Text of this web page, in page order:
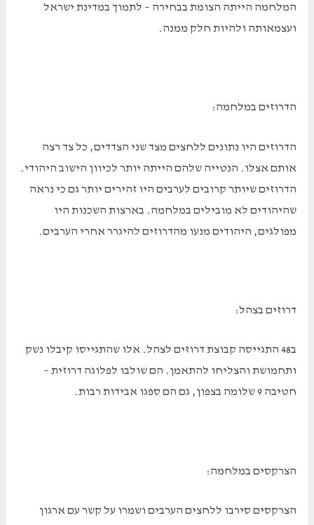
המלחמה הייתה הצומת בבחירה – לתמוך במדינת ישראל
ועצמאותה ולהיות חלק ממנה.
הדרוזים במלחמה:
הדרוזים היו נתונים ללחצים מצד שני הצדדים, כל צד רצה
אותם אצלו. הנטייה שלהם הייתה יותר לכיוון הישוב היהודי.
הדרוזים שיותר קרובים לערבים היו זהירים יותר גם כי נראה
שהיהודים לא מובילים במלחמה. בארצות השכנות היו
מפולגים, היהודים מנעו מהדרוזים להיגרר אחרי הערבים.
דרוזים בצהל:
ב48 התגייסה קבוצת דרוזים לצהל. אלו שהתגייסו קיבלו נשק
ותחמושת והצליחו להתאמן. הם שולבו לפלוגה דרוזית –
חטיבה 9 שלומה בצפון, גם הם ספגו אבידות רבות.
הצרקסים במלחמה:
הצרקסים סירבו ללחצים הערבים ושמרו על קשר עם ארגון